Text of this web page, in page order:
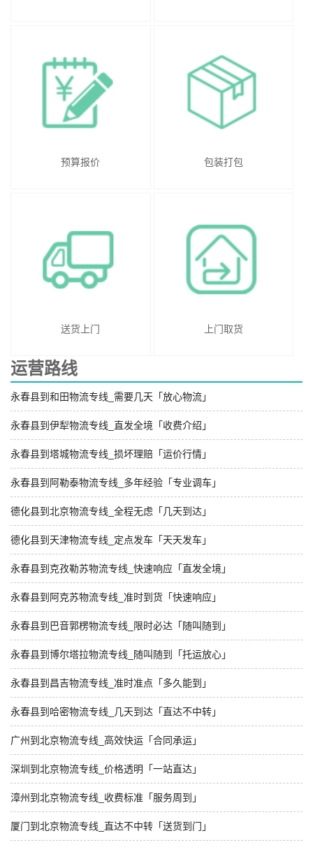
预算报价 包装打包
送货上门 上门取货
运营路线
永春县到和田物流专线_需要几天「放心物流」
永春县到伊犁物流专线_直发全境「收费介绍」
永春县到塔城物流专线_损坏理赔「运价行情」
永春县到阿勒泰物流专线_多年经验「专业调车」
德化县到北京物流专线_全程无虑「几天到达」
德化县到天津物流专线_定点发车「天天发车」
永春县到克孜勒苏物流专线_快速响应「直发全境」
永春县到阿克苏物流专线_准时到货「快速响应」
永春县到巴音郭楞物流专线_限时必达「随叫随到」
永春县到博尔塔拉物流专线_随叫随到「托运放心」
永春县到昌吉物流专线_准时准点「多久能到」
永春县到哈密物流专线_几天到达「直达不中转」
广州到北京物流专线_高效快运「合同承运」
深圳到北京物流专线_价格透明「一站直达」
漳州到北京物流专线_收费标准「服务周到」
厦门到北京物流专线_直达不中转「送货到门」